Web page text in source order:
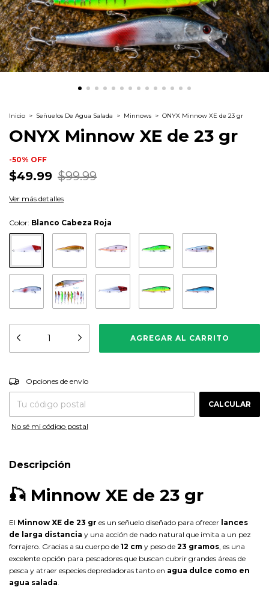
Inicio > Señuelos De Agua Salada > Minnows > ONYX Minnow XE de 23 gr
ONYX Minnow XE de 23 gr
-50% OFF
$49.99 $99.99
Ver más detalles
Color: Blanco Cabeza Roja
Entregas para el CP:
Opciones de envío
CALCULAR
No sé mi código postal
Descripción
🎣 Minnow XE de 23 gr
El Minnow XE de 23 gr es un señuelo diseñado para ofrecer lances
de larga distancia y una acción de nado natural que imita a un pez
forrajero. Gracias a su cuerpo de 12 cm y peso de 23 gramos , es una
excelente opción para pescadores que buscan cubrir grandes áreas de
pesca y atraer especies depredadoras tanto en agua dulce como en
agua salada